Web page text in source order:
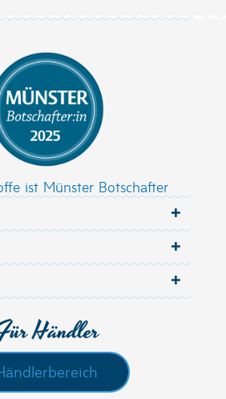
ist Münster Botschafter
Händler